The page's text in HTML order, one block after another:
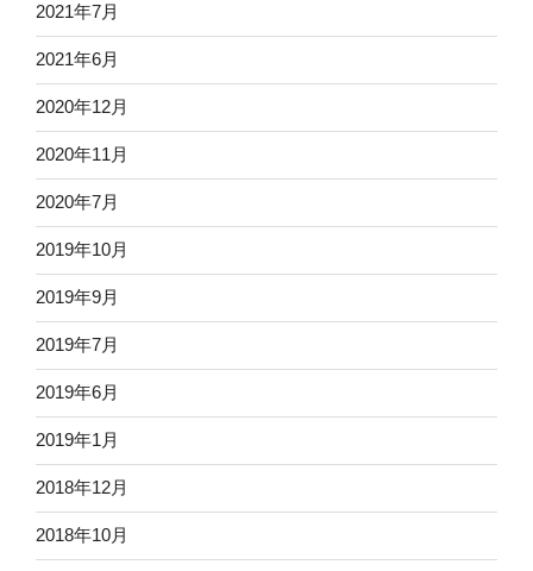
2021年7月
2021年6月
2020年12月
2020年11月
2020年7月
2019年10月
2019年9月
2019年7月
2019年6月
2019年1月
2018年12月
2018年10月